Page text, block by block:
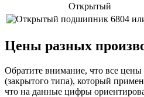
Открытый
Цены разных
Обратите внимание, что все
(закрытого типа), который
что на данные цифры